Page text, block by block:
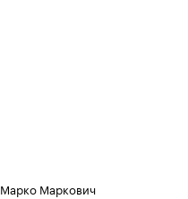
Марко Маркович